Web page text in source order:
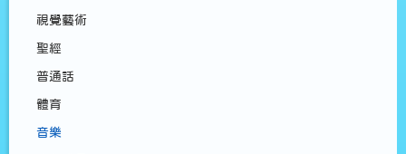
視覺藝術
聖經
普通話
體育
音樂